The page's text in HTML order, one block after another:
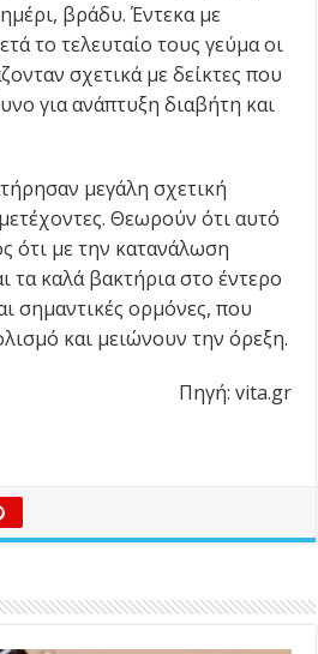
βράδυ. Έντεκα με
το τελευταίο τους γεύμα οι
σχετικά με δείκτες που
για ανάπτυξη διαβήτη και
μεγάλη σχετική
Θεωρούν ότι αυτό
ότι με την κατανάλωση
τα καλά βακτήρια στο έντερο
σημαντικές ορμόνες, που
και μειώνουν την όρεξη.
Πηγή: vita.gr